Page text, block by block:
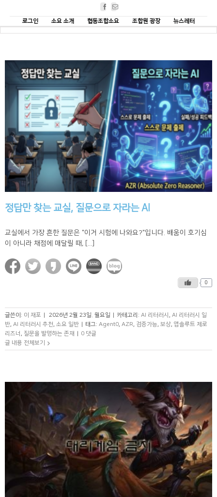
Facebook
로그인
소요 소개 협동조합소요 조합원 광장 뉴스레터
정답만 찾는 교실, 질문으로 자라는 AI
교실에서 가장 흔한 질문은 "이거 시험에 나와요?"입니다. 배움이 호기심
이 아니라 채점에 매달릴 때, [...]
0
글쓴이: 이 재포 | 2026년 2월 23일. 월요일 | 카테고리: AI 리터러시 , AI 리터러시 일
반, AI 리터러시 추천, 소요 일반 | 태그: Agent0, AZR, 검증가능, 보상, 앱솔루트 제로
리즈너 , 질문을 발명하는 존재 | 0 댓글
글 내용 전체보기